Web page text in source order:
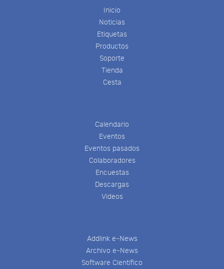
Inicio
Noticias
Etiquetas
Productos
Soporte
Tienda
Cesta
Calendario
Eventos
Eventos pasados
Colaboradores
Encuestas
Descargas
Videos
Addlink e-News
Archivo e-News
Software Científico